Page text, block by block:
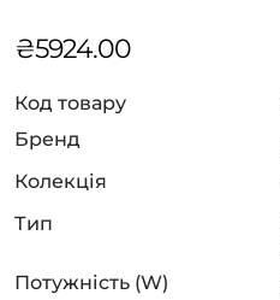
₴5924.00
Код товару
Бренд
Колекція
Тип
Потужність (W)